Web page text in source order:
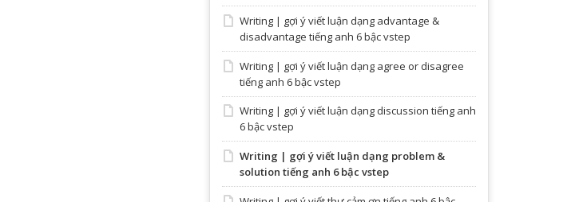
Writing | gợi ý viết luận dạng advantage &
disadvantage tiếng anh 6 bậc vstep
Writing | gợi ý viết luận dạng agree or disagree
tiếng anh 6 bậc vstep
Writing | gợi ý viết luận dạng discussion tiếng anh
6 bậc vstep
Writing | gợi ý viết luận dạng problem &
solution tiếng anh 6 bậc vstep